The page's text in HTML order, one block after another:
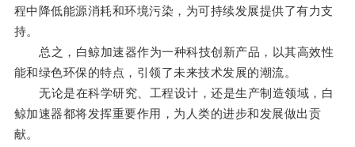
程中降低能源消耗和环境污染，为可持续发展提供了有力支
持。
总之，白鲸加速器作为一种科技创新产品，以其高效性
能和绿色环保的特点，引领了未来技术发展的潮流。
无论是在科学研究、工程设计，还是生产制造领域，白
鲸加速器都将发挥重要作用，为人类的进步和发展做出贡
献。